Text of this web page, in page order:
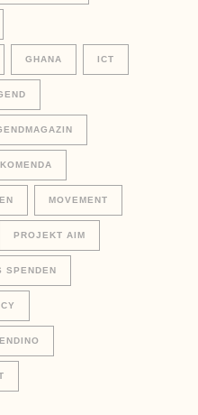
GHANA ICT
KOMENDA
MOVEMENT
PROJEKT AIM
SPENDEN